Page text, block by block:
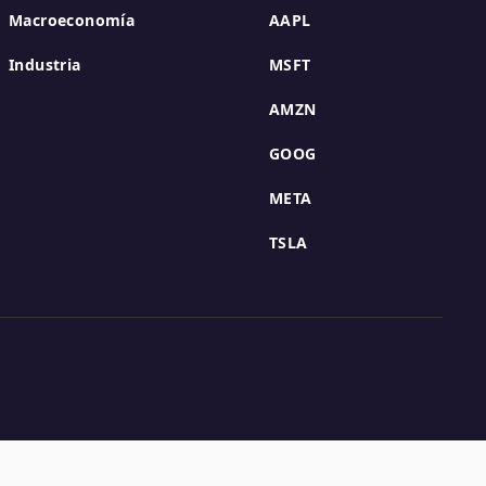
Macroeconomía
Industria
AAPL
MSFT
AMZN
GOOG
META
TSLA
global investors with AI-powered financial services